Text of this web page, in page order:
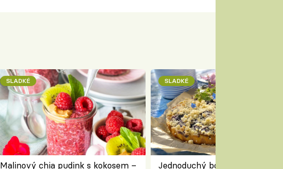
SLADKÉ
Malinový chia pudink s kokosem –
SLADKÉ
Jednoduchý borůvkový koláč s